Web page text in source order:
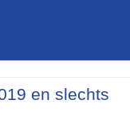
en slechts